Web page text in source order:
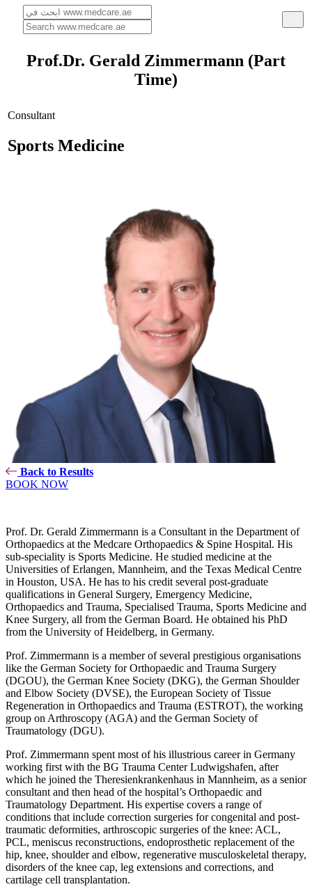
Prof.Dr. Gerald Zimmermann (Part
Time)
Consultant
Sports Medicine
Back to Results
BOOK NOW
Prof. Dr. Gerald Zimmermann is a Consultant in the Department of
Orthopaedics at the Medcare Orthopaedics & Spine Hospital. His
sub-speciality is Sports Medicine. He studied medicine at the
Universities of Erlangen, Mannheim, and the Texas Medical Centre
in Houston, USA. He has to his credit several post-graduate
qualifications in General Surgery, Emergency Medicine,
Orthopaedics and Trauma, Specialised Trauma, Sports Medicine and
Knee Surgery, all from the German Board. He obtained his PhD
from the University of Heidelberg, in Germany.
Prof. Zimmermann is a member of several prestigious organisations
like the German Society for Orthopaedic and Trauma Surgery
(DGOU), the German Knee Society (DKG), the German Shoulder
and Elbow Society (DVSE), the European Society of Tissue
Regeneration in Orthopaedics and Trauma (ESTROT), the working
group on Arthroscopy (AGA) and the German Society of
Traumatology (DGU).
Prof. Zimmermann spent most of his illustrious career in Germany
working first with the BG Trauma Center Ludwigshafen, after
which he joined the Theresienkrankenhaus in Mannheim, as a senior
consultant and then head of the hospital’s Orthopaedic and
Traumatology Department. His expertise covers a range of
conditions that include correction surgeries for congenital and post-
traumatic deformities, arthroscopic surgeries of the knee: ACL,
PCL, meniscus reconstructions, endoprosthetic replacement of the
hip, knee, shoulder and elbow, regenerative musculoskeletal therapy,
disorders of the knee cap, leg extensions and corrections, and
cartilage cell transplantation.